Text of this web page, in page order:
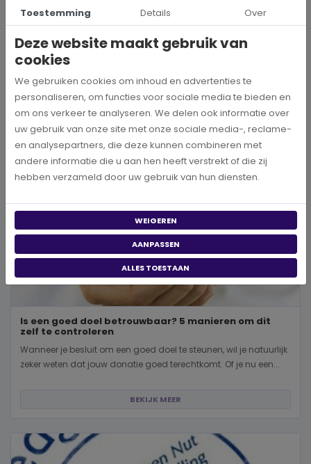
Wanneer je besluit om een steentje bij te dragen aan een betere
wereld, neem je een prachtig besluit. Jouw donatie kan het ve...
BEKIJK MEER
Is een goed doel betrouwbaar? 5 manieren om dit
zelf te controleren
Wanneer je besluit om een goed doel te steunen, wil je natuurlijk
zeker weten dat jouw donatie goed terechtkomt. Of je nu een...
BEKIJK MEER
Toestemming Details Over
Deze website maakt gebruik van
cookies
We gebruiken cookies om inhoud en advertenties te
personaliseren, om functies voor sociale media te bieden en
om ons verkeer te analyseren. We delen ook informatie over
uw gebruik van onze site met onze sociale media-, reclame-
en analysepartners, die deze kunnen combineren met
andere informatie die u aan hen heeft verstrekt of die zij
hebben verzameld door uw gebruik van hun diensten.
WEIGEREN
AANPASSEN
ALLES TOESTAAN